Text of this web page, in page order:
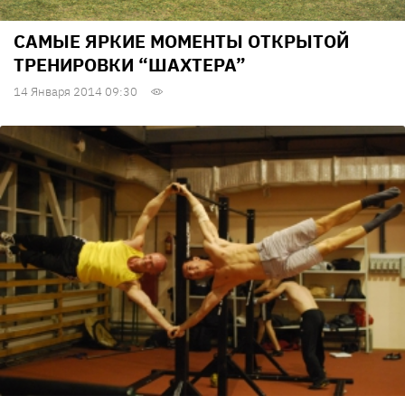
САМЫЕ ЯРКИЕ МОМЕНТЫ ОТКРЫТОЙ
ТРЕНИРОВКИ “ШАХТЕРА”
14 Января 2014 09:30